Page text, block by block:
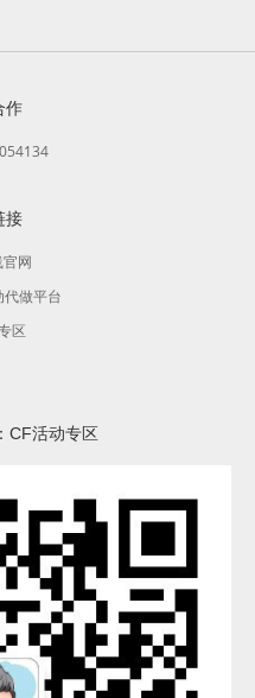
作
接
网
代做平台
区
CF活动专区